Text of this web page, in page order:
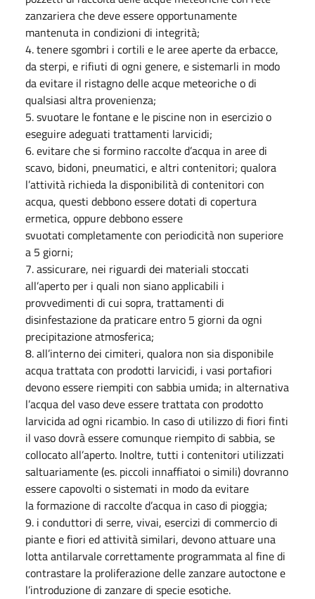
zanzariera che deve essere opportunamente
mantenuta in condizioni di integrità;
4. tenere sgombri i cortili e le aree aperte da erbacce,
da sterpi, e rifiuti di ogni genere, e sistemarli in modo
da evitare il ristagno delle acque meteoriche o di
qualsiasi altra provenienza;
5. svuotare le fontane e le piscine non in esercizio o
eseguire adeguati trattamenti larvicidi;
6. evitare che si formino raccolte d’acqua in aree di
scavo, bidoni, pneumatici, e altri contenitori; qualora
l’attività richieda la disponibilità di contenitori con
acqua, questi debbono essere dotati di copertura
ermetica, oppure debbono essere
svuotati completamente con periodicità non superiore
a 5 giorni;
7. assicurare, nei riguardi dei materiali stoccati
all’aperto per i quali non siano applicabili i
provvedimenti di cui sopra, trattamenti di
disinfestazione da praticare entro 5 giorni da ogni
precipitazione atmosferica;
8. all’interno dei cimiteri, qualora non sia disponibile
acqua trattata con prodotti larvicidi, i vasi portafiori
devono essere riempiti con sabbia umida; in alternativa
l’acqua del vaso deve essere trattata con prodotto
larvicida ad ogni ricambio. In caso di utilizzo di fiori finti
il vaso dovrà essere comunque riempito di sabbia, se
collocato all’aperto. Inoltre, tutti i contenitori utilizzati
saltuariamente (es. piccoli innaffiatoi o simili) dovranno
essere capovolti o sistemati in modo da evitare
la formazione di raccolte d’acqua in caso di pioggia;
9. i conduttori di serre, vivai, esercizi di commercio di
piante e fiori ed attività similari, devono attuare una
lotta antilarvale correttamente programmata al fine di
contrastare la proliferazione delle zanzare autoctone e
l’introduzione di zanzare di specie esotiche.